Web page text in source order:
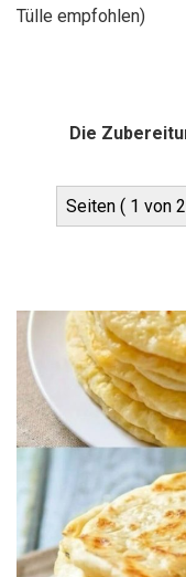
Tülle empfohlen)
Die
Seiten ( 1 von